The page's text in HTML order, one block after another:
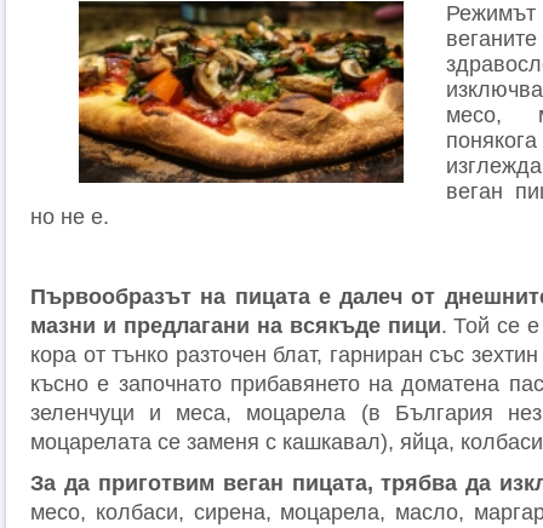
месо,
веган
но не е.
Първообразът на пицата е далеч от
мазни и предлагани на всякъде пици. Той се
кора от тънко разточен блат, гарниран със
късно е започнато прибавянето на доматена
зеленчуци и меса, моцарела (в България
моцарелата се заменя с кашкавал), яйца,
За да приготвим веган пицата, трябва да
месо, колбаси, сирена, моцарела, масло,